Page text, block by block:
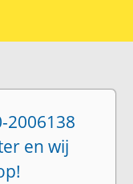
2006138
en wij